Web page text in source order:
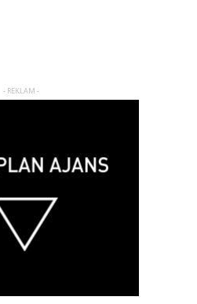
- REKLAM -